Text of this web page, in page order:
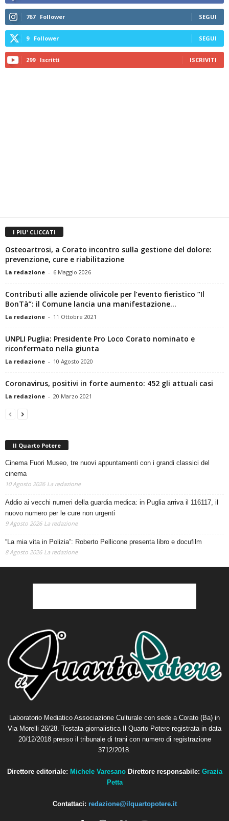
767 Follower SEGUI
9 Follower SEGUI
299 Iscritti ISCRIVITI
I PIU' CLICCATI
Osteoartrosi, a Corato incontro sulla gestione del dolore:
prevenzione, cure e riabilitazione
La redazione - 6 Maggio 2026
Contributi alle aziende olivicole per l’evento fieristico “Il
BonTà”: il Comune lancia una manifestazione...
La redazione - 11 Ottobre 2021
UNPLI Puglia: Presidente Pro Loco Corato nominato e
riconfermato nella giunta
La redazione - 10 Agosto 2020
Coronavirus, positivi in forte aumento: 452 gli attuali casi
La redazione - 20 Marzo 2021
Il Quarto Potere
Cinema Fuori Museo, tre nuovi appuntamenti con i grandi classici del
cinema
10 Agosto 2026 La redazione
Addio ai vecchi numeri della guardia medica: in Puglia arriva il 116117, il
nuovo numero per le cure non urgenti
9 Agosto 2026 La redazione
“La mia vita in Polizia”: Roberto Pellicone presenta libro e docufilm
8 Agosto 2026 La redazione
Laboratorio Mediatico Associazione Culturale con sede a Corato (Ba) in
Via Morelli 26/28. Testata giornalistica Il Quarto Potere registrata in data
20/12/2018 presso il tribunale di trani con numero di registrazione
3712/2018.
Direttore editoriale: Michele Varesano Direttore responsabile: Grazia
Petta
Contattaci: redazione@ilquartopotere.it